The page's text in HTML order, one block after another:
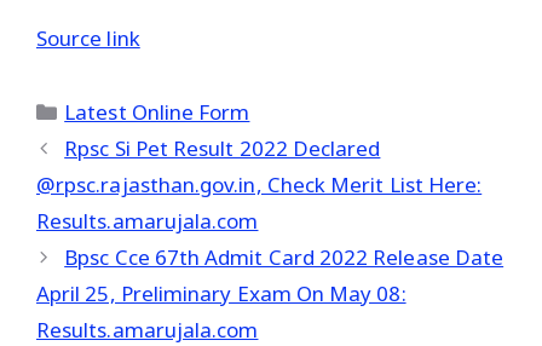
Source link
Categories
Latest Online Form
Rpsc Si Pet Result 2022 Declared
@rpsc.rajasthan.gov.in, Check Merit List Here:
Results.amarujala.com
Bpsc Cce 67th Admit Card 2022 Release Date
April 25, Preliminary Exam On May 08:
Results.amarujala.com